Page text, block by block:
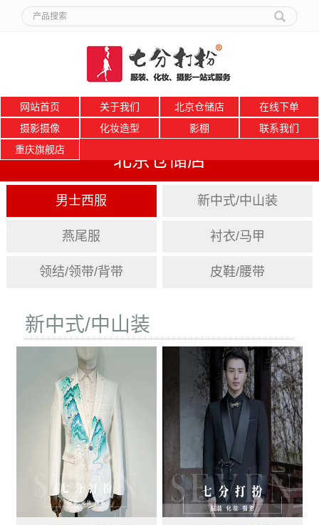
网站首页 关于我们 北京仓储店
在线下单
摄影摄像
化妆造型 影棚
联系我们
重庆旗舰店
北京仓储店
男士西服 新中式/中山装
燕尾服 衬衣/马甲
领结/领带/背带 皮鞋/腰带
新中式/中山装